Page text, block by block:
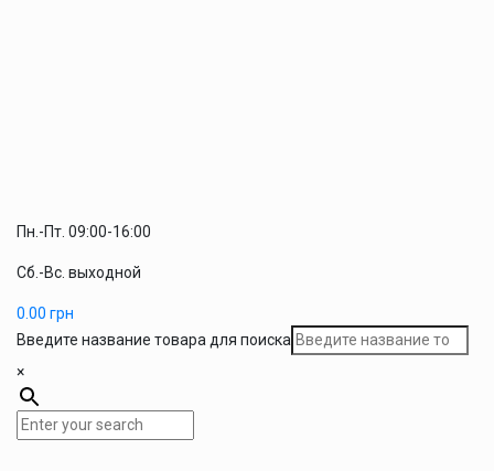
Пн.-Пт. 09:00-16:00
Сб.-Вс. выходной
0.00 грн
Введите название товара для поиска
×